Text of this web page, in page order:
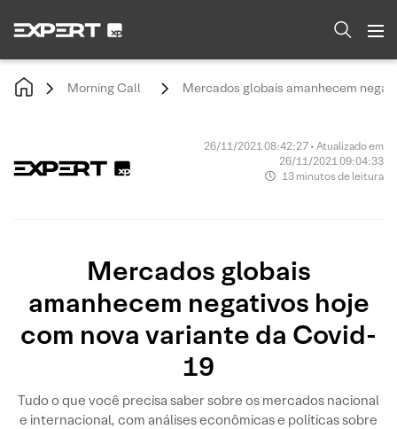
Morning Call Mercados globais amanhecem
26/11/2021 08:42:27 • Atualizado em
26/11/2021 09:04:33
13 minutos de leitura
Mercados globais
amanhecem negativos hoje
com nova variante da Covid-
19
Tudo o que você precisa saber sobre os mercados nacional
e internacional, com análises econômicas e políticas sobre